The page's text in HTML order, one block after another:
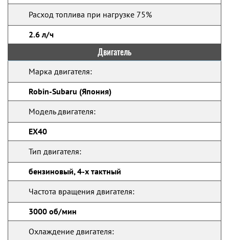
Расход топлива при нагрузке 75%
2.6 л/ч
Двигатель
Марка двигателя:
Robin-Subaru (Япония)
Модель двигателя:
EX40
Тип двигателя:
бензиновый, 4-х тактный
Частота вращения двигателя:
3000 об/мин
Охлаждение двигателя: